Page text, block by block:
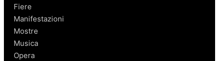
Fiere
Manifestazioni
Mostre
Musica
Opera